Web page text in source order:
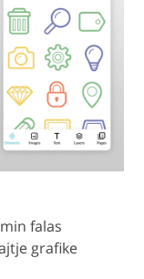
falas
grafike